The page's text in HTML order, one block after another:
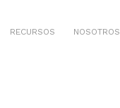
RECURSOS NOSOTROS